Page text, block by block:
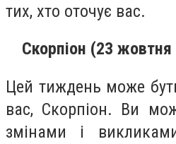
тих, хто оточує вас.
Скорпіон (23
Цей тиждень може
вас, Скорпіон. Ви
змінами і